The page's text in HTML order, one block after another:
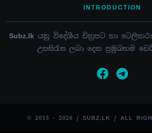
INTRODUCTION
Subz.lk යනු විදේශීය චිත්‍රපට හා
උපසිරැස ලබා දෙන ප්‍රමුඛතම
© 2015 - 2026 / SUBZ.LK / ALL